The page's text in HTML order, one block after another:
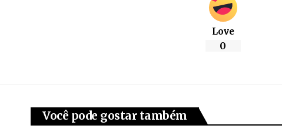
Love
0
Você pode gostar também